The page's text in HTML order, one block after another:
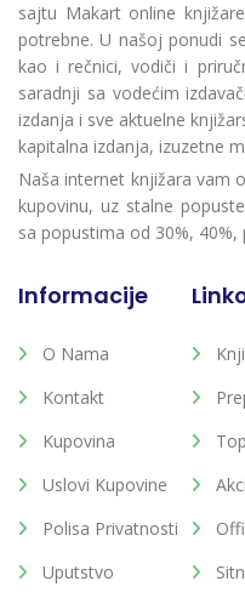
sajtu Makart online
potrebne. U našoj ponudi
kao i rečnici, vodiči i
saradnji sa vodećim
izdanja i sve aktuelne
kapitalna izdanja, izuzetne
Naša internet knjižara vam
kupovinu, uz stalne
sa popustima od 30%, 40%,
Informacije
O Nama
Kontakt
Kupovina
Uslovi Kupovine
Polisa Privatnosti
Uputstvo